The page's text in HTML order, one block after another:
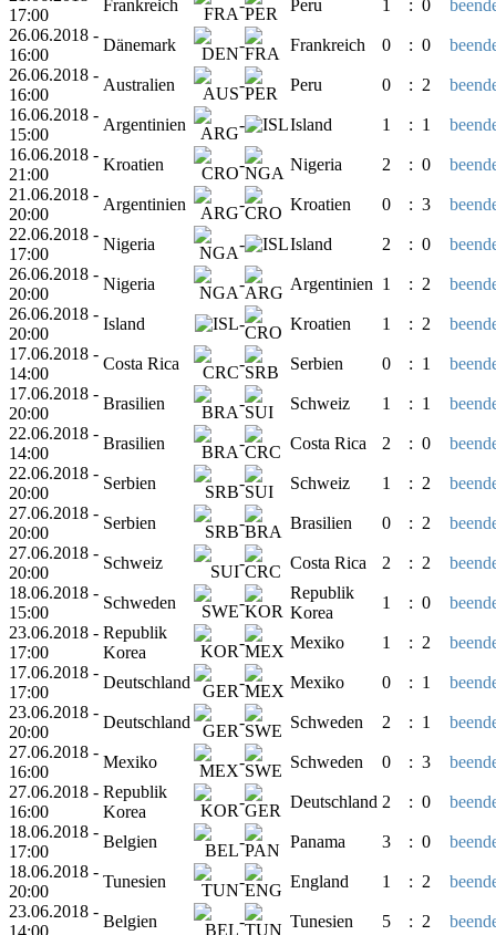
17:00
Frankreich - Peru 1 : 0
26.06.2018 -
16:00
Dänemark - Frankreich 0 : 0
26.06.2018 -
16:00
Australien - Peru 0 : 2
16.06.2018 -
15:00
Argentinien - Island 1 : 1
16.06.2018 -
21:00
Kroatien - Nigeria 2 : 0
21.06.2018 -
20:00
Argentinien - Kroatien 0 : 3
22.06.2018 -
17:00
Nigeria - Island 2 : 0
26.06.2018 -
20:00
Nigeria - Argentinien 1 : 2
26.06.2018 -
20:00
Island - Kroatien 1 : 2
17.06.2018 -
14:00
Costa Rica - Serbien 0 : 1
17.06.2018 -
20:00
Brasilien - Schweiz 1 : 1
22.06.2018 -
14:00
Brasilien - Costa Rica 2 : 0
22.06.2018 -
20:00
Serbien - Schweiz 1 : 2
27.06.2018 -
20:00
Serbien - Brasilien 0 : 2
27.06.2018 -
20:00
Schweiz - Costa Rica 2 : 2
18.06.2018 -
15:00
Schweden -
Republik
Korea
1 : 0
23.06.2018 -
17:00
Republik
Korea
- Mexiko 1 : 2
17.06.2018 -
17:00
Deutschland - Mexiko 0 : 1
23.06.2018 -
20:00
Deutschland - Schweden 2 : 1
27.06.2018 -
16:00
Mexiko - Schweden 0 : 3
27.06.2018 -
16:00
Republik
Korea
- Deutschland 2 : 0
18.06.2018 -
17:00
Belgien - Panama 3 : 0
18.06.2018 -
20:00
Tunesien - England 1 : 2
23.06.2018 -
Belgien - Tunesien 5 : 2